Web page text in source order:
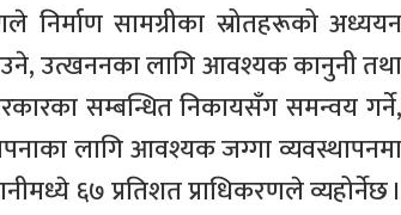
निर्माण सामग्रीका स्रोतहरूको अध्ययन
उत्खननका लागि आवश्यक कानुनी तथा
सम्बन्धित निकायसँग समन्वय गर्ने,
लागि आवश्यक जग्गा व्यवस्थापनमा
६७ प्रतिशत प्राधिकरणले व्यहोर्नेछ ।